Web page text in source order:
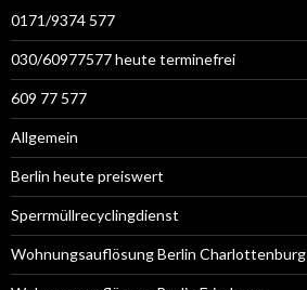
0171/9374 577
030/60977577 heute terminefrei
609 77 577
Allgemein
Berlin heute preiswert
Sperrmüllrecyclingdienst
Wohnungsauflösung Berlin Charlottenburg